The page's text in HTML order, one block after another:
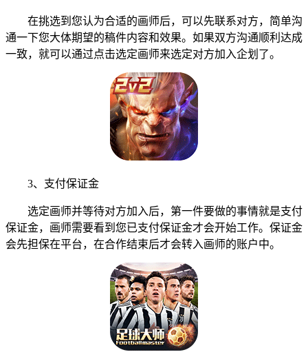
在挑选到您认为合适的画师后，可以先联系对方，简单沟
通一下您大体期望的稿件内容和效果。如果双方沟通顺利达成
一致，就可以通过点击选定画师来选定对方加入企划了。
3、支付保证金
选定画师并等待对方加入后，第一件要做的事情就是支付
保证金，画师需要看到您已支付保证金才会开始工作。保证金
会先担保在平台，在合作结束后才会转入画师的账户中。